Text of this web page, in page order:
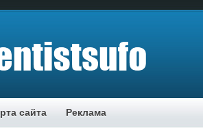
сайта Реклама